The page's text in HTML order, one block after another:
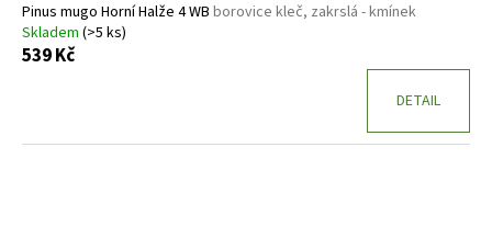
Pinus mugo Horní Halže 4 WB borovice kleč, zakrslá - kmínek
Skladem (>5 ks)
539 Kč
DETAIL